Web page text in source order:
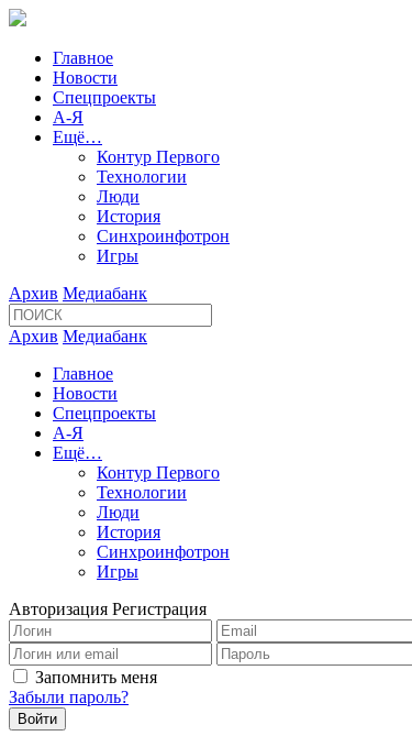
Главное
Новости
Спецпроекты
А-Я
Ещё…
Контур Первого
Технологии
Люди
История
Синхроинфотрон
Игры
Архив Медиабанк
Архив Медиабанк
Главное
Новости
Спецпроекты
А-Я
Ещё…
Контур Первого
Технологии
Люди
История
Синхроинфотрон
Игры
Авторизация Регистрация
Запомнить меня
Забыли пароль?